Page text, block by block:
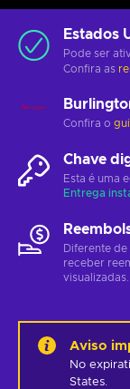
Estados
Pode ser
Confira as
Confira o
Chave
Esta é uma
Entrega
Diferente
receber
visualizadas.
Aviso
No
States.